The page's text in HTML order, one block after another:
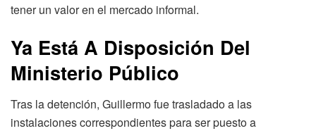
tener un valor en el mercado informal.
Ya Está A Disposición Del
Ministerio Público
Tras la detención, Guillermo fue trasladado a las
instalaciones correspondientes para ser puesto a